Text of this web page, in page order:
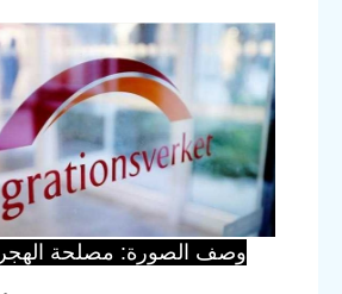
وصف الصورة: مصلحة